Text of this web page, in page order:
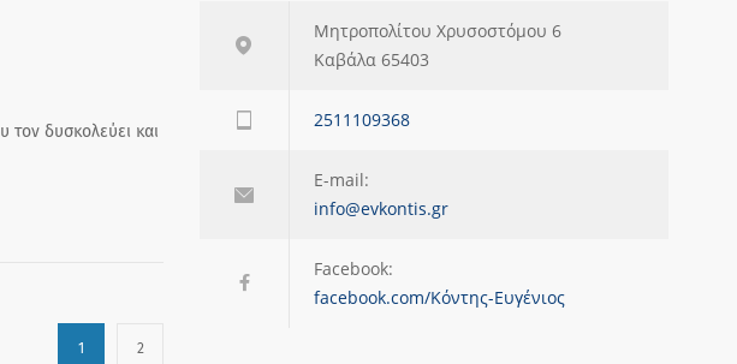
δυσκολεύει και
1 2
Μητροπολίτου Χρυσοστόμου 6
Καβάλα 65403
2511109368
E-mail:
info@evkontis.gr
Facebook:
facebook.com/Κόντης-Ευγένιος